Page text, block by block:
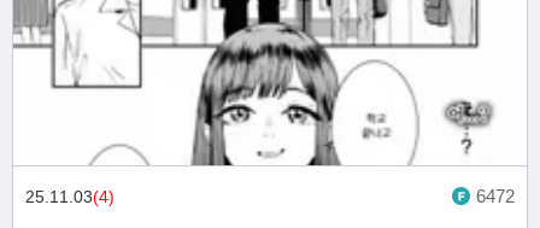
25.11.03(4) 6472